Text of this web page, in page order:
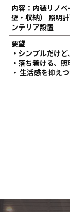
内容：内装リノ
壁・収納） 照明
ンテリア設置
要望
・シンプルだけ
・落ち着ける、
・ 生活感を抑え